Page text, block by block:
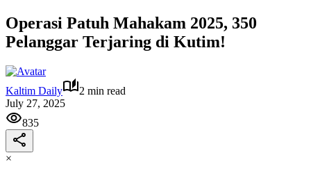
Operasi Patuh Mahakam 2025, 350
Pelanggar Terjaring di Kutim!
Kaltim Daily
2 min read
July 27, 2025
835
×